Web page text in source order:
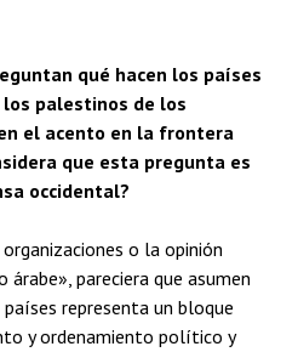
qué hacen los países
palestinos de los
el acento en la frontera
que esta pregunta es
occidental?
o la opinión
pareciera que asumen
representa un bloque
y ordenamiento político y